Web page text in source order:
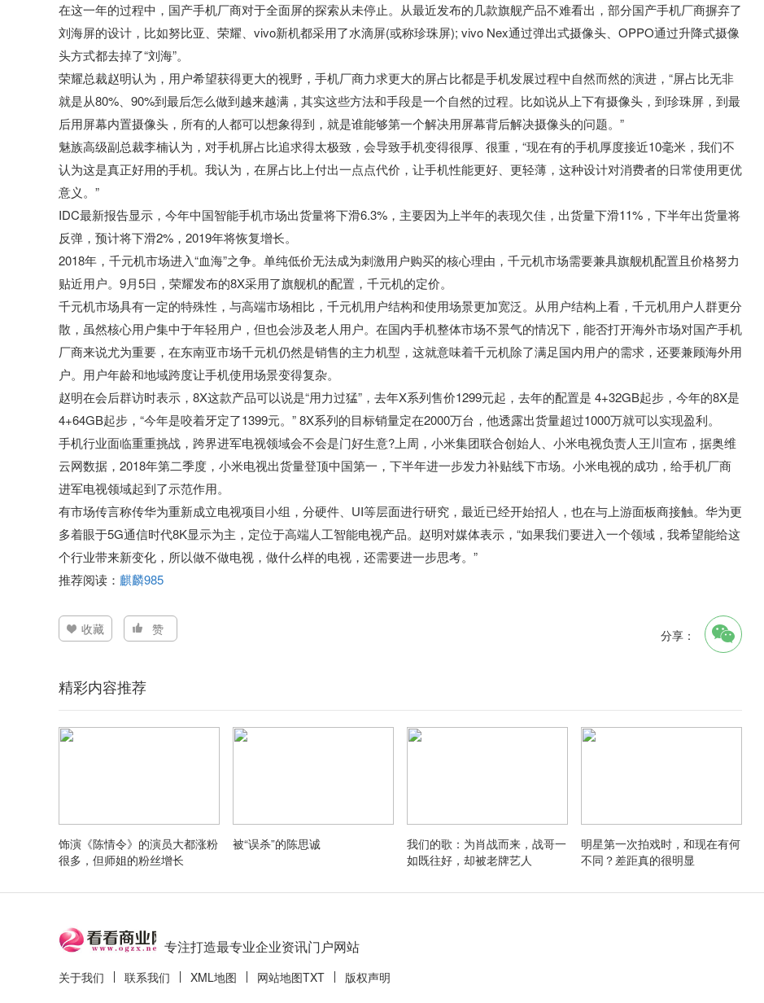
在这一年的过程中，国产手机厂商对于全面屏的探索从未停止。从最近发布的几款旗舰产品不难看出，部分国产手机厂商摒弃了
刘海屏的设计，比如努比亚、荣耀、vivo新机都采用了水滴屏(或称珍珠屏); vivo Nex通过弹出式摄像头、OPPO通过升降式摄像
头方式都去掉了“刘海”。
荣耀总裁赵明认为，用户希望获得更大的视野，手机厂商力求更大的屏占比都是手机发展过程中自然而然的演进，“屏占比无非
就是从80%、90%到最后怎么做到越来越满，其实这些方法和手段是一个自然的过程。比如说从上下有摄像头，到珍珠屏，到最
后用屏幕内置摄像头，所有的人都可以想象得到，就是谁能够第一个解决用屏幕背后解决摄像头的问题。”
魅族高级副总裁李楠认为，对手机屏占比追求得太极致，会导致手机变得很厚、很重，“现在有的手机厚度接近10毫米，我们不
认为这是真正好用的手机。我认为，在屏占比上付出一点点代价，让手机性能更好、更轻薄，这种设计对消费者的日常使用更优
意义。”
IDC最新报告显示，今年中国智能手机市场出货量将下滑6.3%，主要因为上半年的表现欠佳，出货量下滑11%，下半年出货量将
反弹，预计将下滑2%，2019年将恢复增长。
2018年，千元机市场进入“血海”之争。单纯低价无法成为刺激用户购买的核心理由，千元机市场需要兼具旗舰机配置且价格努力
贴近用户。9月5日，荣耀发布的8X采用了旗舰机的配置，千元机的定价。
千元机市场具有一定的特殊性，与高端市场相比，千元机用户结构和使用场景更加宽泛。从用户结构上看，千元机用户人群更分
散，虽然核心用户集中于年轻用户，但也会涉及老人用户。在国内手机整体市场不景气的情况下，能否打开海外市场对国产手机
厂商来说尤为重要，在东南亚市场千元机仍然是销售的主力机型，这就意味着千元机除了满足国内用户的需求，还要兼顾海外用
户。用户年龄和地域跨度让手机使用场景变得复杂。
赵明在会后群访时表示，8X这款产品可以说是“用力过猛”，去年X系列售价1299元起，去年的配置是 4+32GB起步，今年的8X是
4+64GB起步，“今年是咬着牙定了1399元。” 8X系列的目标销量定在2000万台，他透露出货量超过1000万就可以实现盈利。
手机行业面临重重挑战，跨界进军电视领域会不会是门好生意?上周，小米集团联合创始人、小米电视负责人王川宣布，据奥维
云网数据，2018年第二季度，小米电视出货量登顶中国第一，下半年进一步发力补贴线下市场。小米电视的成功，给手机厂商
进军电视领域起到了示范作用。
有市场传言称传华为重新成立电视项目小组，分硬件、UI等层面进行研究，最近已经开始招人，也在与上游面板商接触。华为更
多着眼于5G通信时代8K显示为主，定位于高端人工智能电视产品。赵明对媒体表示，“如果我们要进入一个领域，我希望能给这
个行业带来新变化，所以做不做电视，做什么样的电视，还需要进一步思考。”
推荐阅读： 麒麟985
收藏 赞 分享：
精彩内容推荐
饰演《陈情令》的演员大都涨粉
很多，但师姐的粉丝增长
被“误杀”的陈思诚
我们的歌：为肖战而来，战哥一
如既往好，却被老牌艺人
明星第一次拍戏时，和现在有何
不同？差距真的很明显
专注打造最专业企业资讯门户网站
关于我们 联系我们 XML地图 网站地图TXT 版权声明